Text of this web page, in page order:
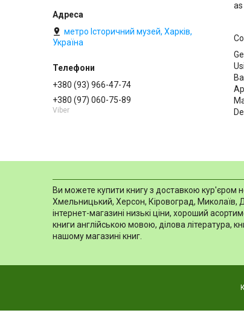
метро Історичний музей, Харків,
Україна
+380 (93) 966-47-74
+380 (97) 060-75-89
Viber
Ви можете купити книгу з доставкою кур'єром
Хмельницький, Херсон, Кіровоград, Миколаїв,
інтернет-магазині низькі ціни, хороший
книги англійською мовою, ділова література,
нашому магазині книг.